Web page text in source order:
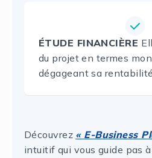
ÉTUDE FINANCIÈRE
du projet en termes
dégageant sa
Découvrez « E-Business
intuitif qui vous guide pas